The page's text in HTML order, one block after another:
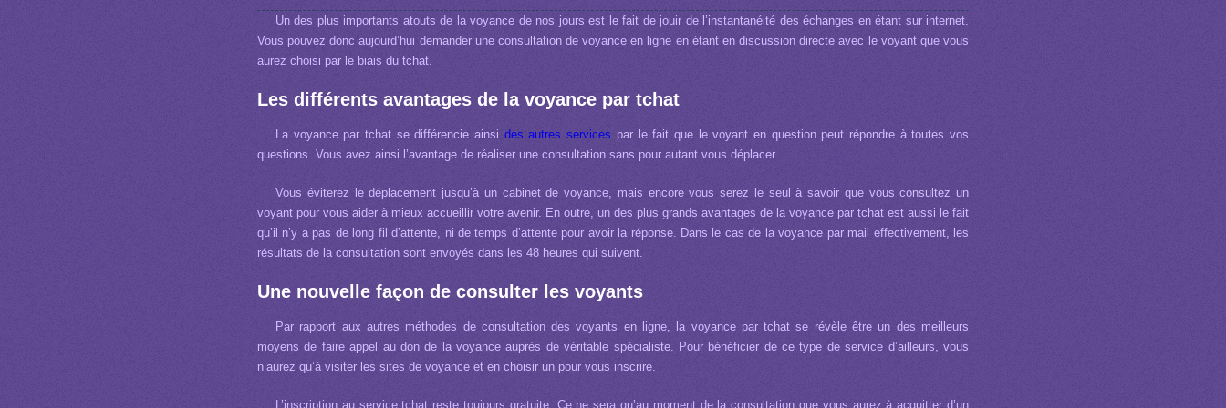
Un des plus importants atouts de la voyance de nos jours est le fait de jouir de l’instantanéité des échanges en étant sur internet.
Vous pouvez donc aujourd’hui demander une consultation de voyance en ligne en étant en discussion directe avec le voyant que vous
aurez choisi par le biais du tchat.
Les différents avantages de la voyance par tchat
La voyance par tchat se différencie ainsi des autres services par le fait que le voyant en question peut répondre à toutes vos
questions. Vous avez ainsi l’avantage de réaliser une consultation sans pour autant vous déplacer.
Vous éviterez le déplacement jusqu’à un cabinet de voyance, mais encore vous serez le seul à savoir que vous consultez un
voyant pour vous aider à mieux accueillir votre avenir. En outre, un des plus grands avantages de la voyance par tchat est aussi le fait
qu’il n’y a pas de long fil d’attente, ni de temps d’attente pour avoir la réponse. Dans le cas de la voyance par mail effectivement, les
résultats de la consultation sont envoyés dans les 48 heures qui suivent.
Une nouvelle façon de consulter les voyants
Par rapport aux autres méthodes de consultation des voyants en ligne, la voyance par tchat se révèle être un des meilleurs
moyens de faire appel au don de la voyance auprès de véritable spécialiste. Pour bénéficier de ce type de service d’ailleurs, vous
n’aurez qu’à visiter les sites de voyance et en choisir un pour vous inscrire.
L’inscription au service tchat reste toujours gratuite. Ce ne sera qu’au moment de la consultation que vous aurez à acquitter d’un